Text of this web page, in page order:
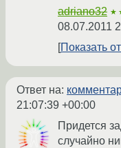
adriano32
08.07.2011
Показать
Ответ на:
21:07:39 +00:00
Придется
случайно